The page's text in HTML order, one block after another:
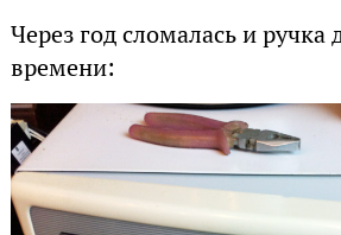
Через год сломалась и ручка
времени: